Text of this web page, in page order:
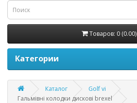
Товаров: 0 (0.00)
Категории
Каталог
Golf vi
Гальмівні колодки дискові brexel